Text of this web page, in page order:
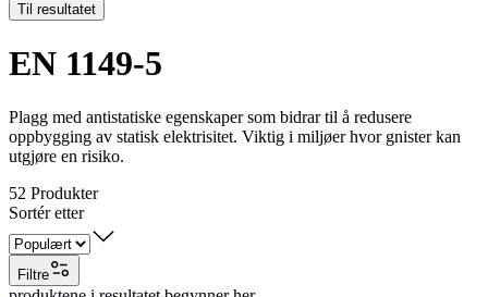
Til resultatet
EN 1149-5
Plagg med antistatiske egenskaper som bidrar til å redusere
oppbygging av statisk elektrisitet. Viktig i miljøer hvor gnister kan
utgjøre en risiko.
52 Produkter
Sortér etter
Filtre